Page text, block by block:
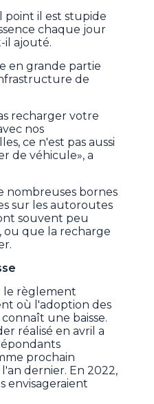
point il est stupide
chaque jour
il ajouté.
en grande partie
de
recharger votre
nos
ce n'est pas aussi
de véhicule», a
nombreuses bornes
sur les autoroutes
souvent peu
ou que la recharge
le règlement
où l'adoption des
une baisse.
réalisé en avril a
prochain
dernier. En 2022,
envisageraient